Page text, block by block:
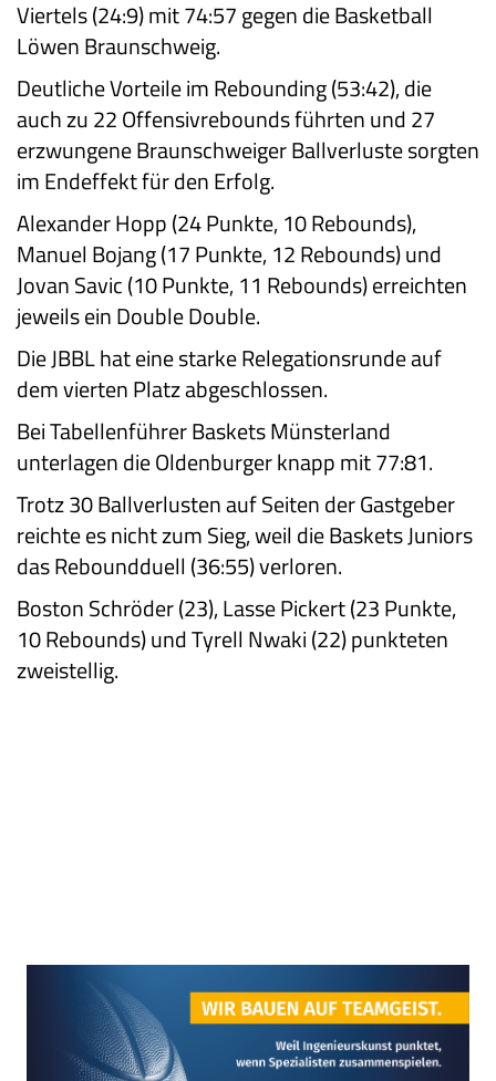
Viertels (24:9) mit 74:57 gegen die Basketball
Löwen Braunschweig.
Deutliche Vorteile im Rebounding (53:42), die
auch zu 22 Offensivrebounds führten und 27
erzwungene Braunschweiger Ballverluste sorgten
im Endeffekt für den Erfolg.
Alexander Hopp (24 Punkte, 10 Rebounds),
Manuel Bojang (17 Punkte, 12 Rebounds) und
Jovan Savic (10 Punkte, 11 Rebounds) erreichten
jeweils ein Double Double.
Die JBBL hat eine starke Relegationsrunde auf
dem vierten Platz abgeschlossen.
Bei Tabellenführer Baskets Münsterland
unterlagen die Oldenburger knapp mit 77:81.
Trotz 30 Ballverlusten auf Seiten der Gastgeber
reichte es nicht zum Sieg, weil die Baskets Juniors
das Reboundduell (36:55) verloren.
Boston Schröder (23), Lasse Pickert (23 Punkte,
10 Rebounds) und Tyrell Nwaki (22) punkteten
zweistellig.